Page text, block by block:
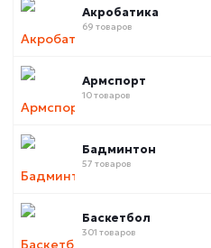
Акробатика
69 товаров
Армспорт
10 товаров
Бадминтон
57 товаров
Баскетбол
301 товаров